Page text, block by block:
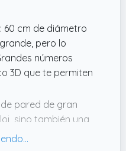
60 cm de diámetro
pero lo
números
3D que te permiten
pared de gran
sino también una
a una